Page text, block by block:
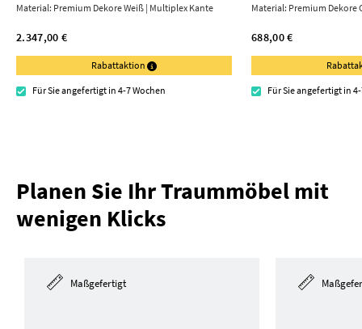
Material: Premium Dekore Weiß | Multiplex Kante
2.347,00 €
Rabattaktion
Für Sie angefertigt in 4-7 Wochen
Material: Premium Dekore
688,00 €
Für Sie angefertigt in
Planen Sie Ihr Traummöbel mit
wenigen Klicks
Maßgefertigt